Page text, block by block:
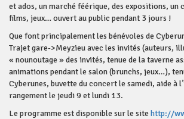
et ados, un marché féérique, des expositions, un
films, jeux… ouvert au public pendant 3 jours !
Que font principalement les bénévoles de
Trajet gare->Meyzieu avec les invités (auteurs,
« nounoutage » des invités, tenue de la taverne
animations pendant le salon (brunchs, jeux…),
Cyberunes, buvette du concert le samedi, aide à
rangement le jeudi 9 et lundi 13.
Le programme est disponible sur le site http://